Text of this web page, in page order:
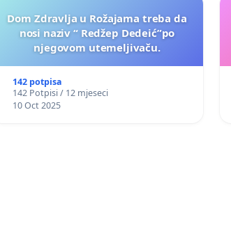
Dom Zdravlja u Rožajama treba da
nosi naziv “ Redžep Dedeić”po
njegovom utemeljivaču.
142 potpisa
142 Potpisi / 12 mjeseci
10 Oct 2025